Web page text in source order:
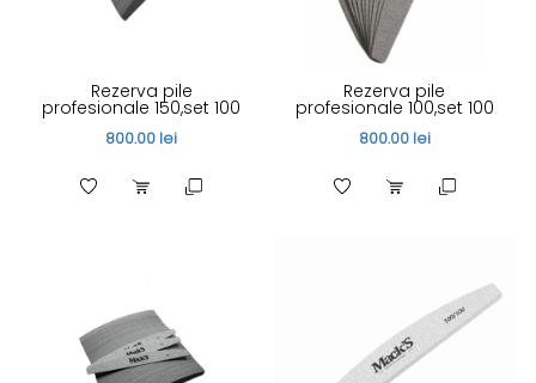
Rezerva pile
profesionale 150,set 100
800.00 lei
Rezerva pile
profesionale 100,set 100
800.00 lei